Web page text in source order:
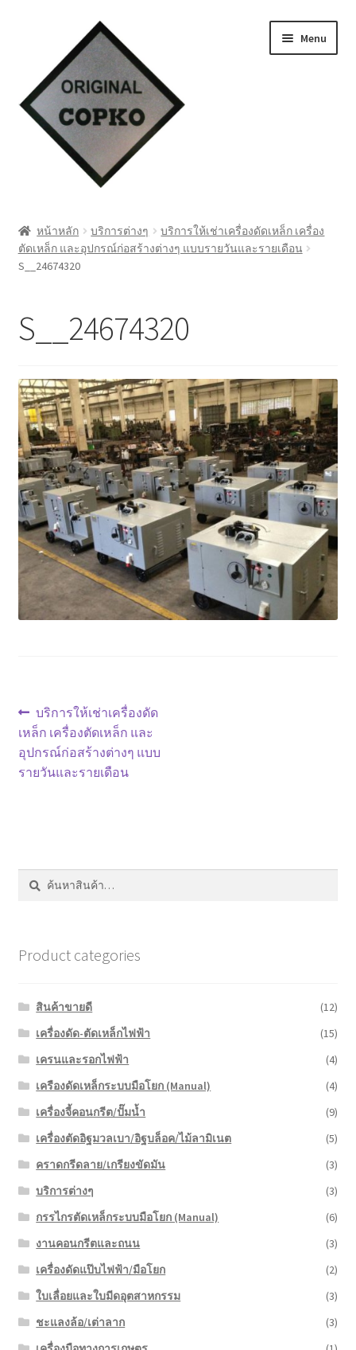
navigation
content
Menu
Cart
ชำระเงิน
ตะกร้าสินค้า
ติดต่อเรา
นโยบายการคืนเงิน
บทความ
บริการ
ประวัติบริษัท
หน้าแรก COPKO
หน้าหลัก บริการต่างๆ
บริการให้เช่าเครื่องดัดเหล็ก เครื่อง
ตัดเหล็ก และอุปกรณ์ก่อสร้างต่างๆ แบบรายวันและรายเดือน
S__24674320
S__24674320
แนะแนว
เรื่อง
Previous
post:
บริการให้เช่าเครื่องดัด
เหล็ก เครื่องตัดเหล็ก และ
อุปกรณ์ก่อสร้างต่างๆ แบบ
รายวันและรายเดือน
ค้นหา:
ค้นหา
Product categories
สินค้าขายดี
(12)
เครื่องดัด-ตัดเหล็กไฟฟ้า
(15)
เครนและรอกไฟฟ้า
(4)
เครืองดัดเหล็กระบบมือโยก (Manual)
(4)
เครื่องจี้คอนกรีต/ปั๊มน้ำ
(9)
เครื่องตัดอิฐมวลเบา/อิฐบล็อค/ไม้ลามิเนต
(5)
คราดกรีดลาย/เกรียงขัดมัน
(3)
บริการต่างๆ
(3)
กรรไกรตัดเหล็กระบบมือโยก (Manual)
(6)
งานคอนกรีตและถนน
(3)
เครื่องดัดแป๊บไฟฟ้า/มือโยก
(2)
ใบเลื่อยและใบมีดอุตสาหกรรม
(3)
ชะแลงล้อ/เต่าลาก
(3)